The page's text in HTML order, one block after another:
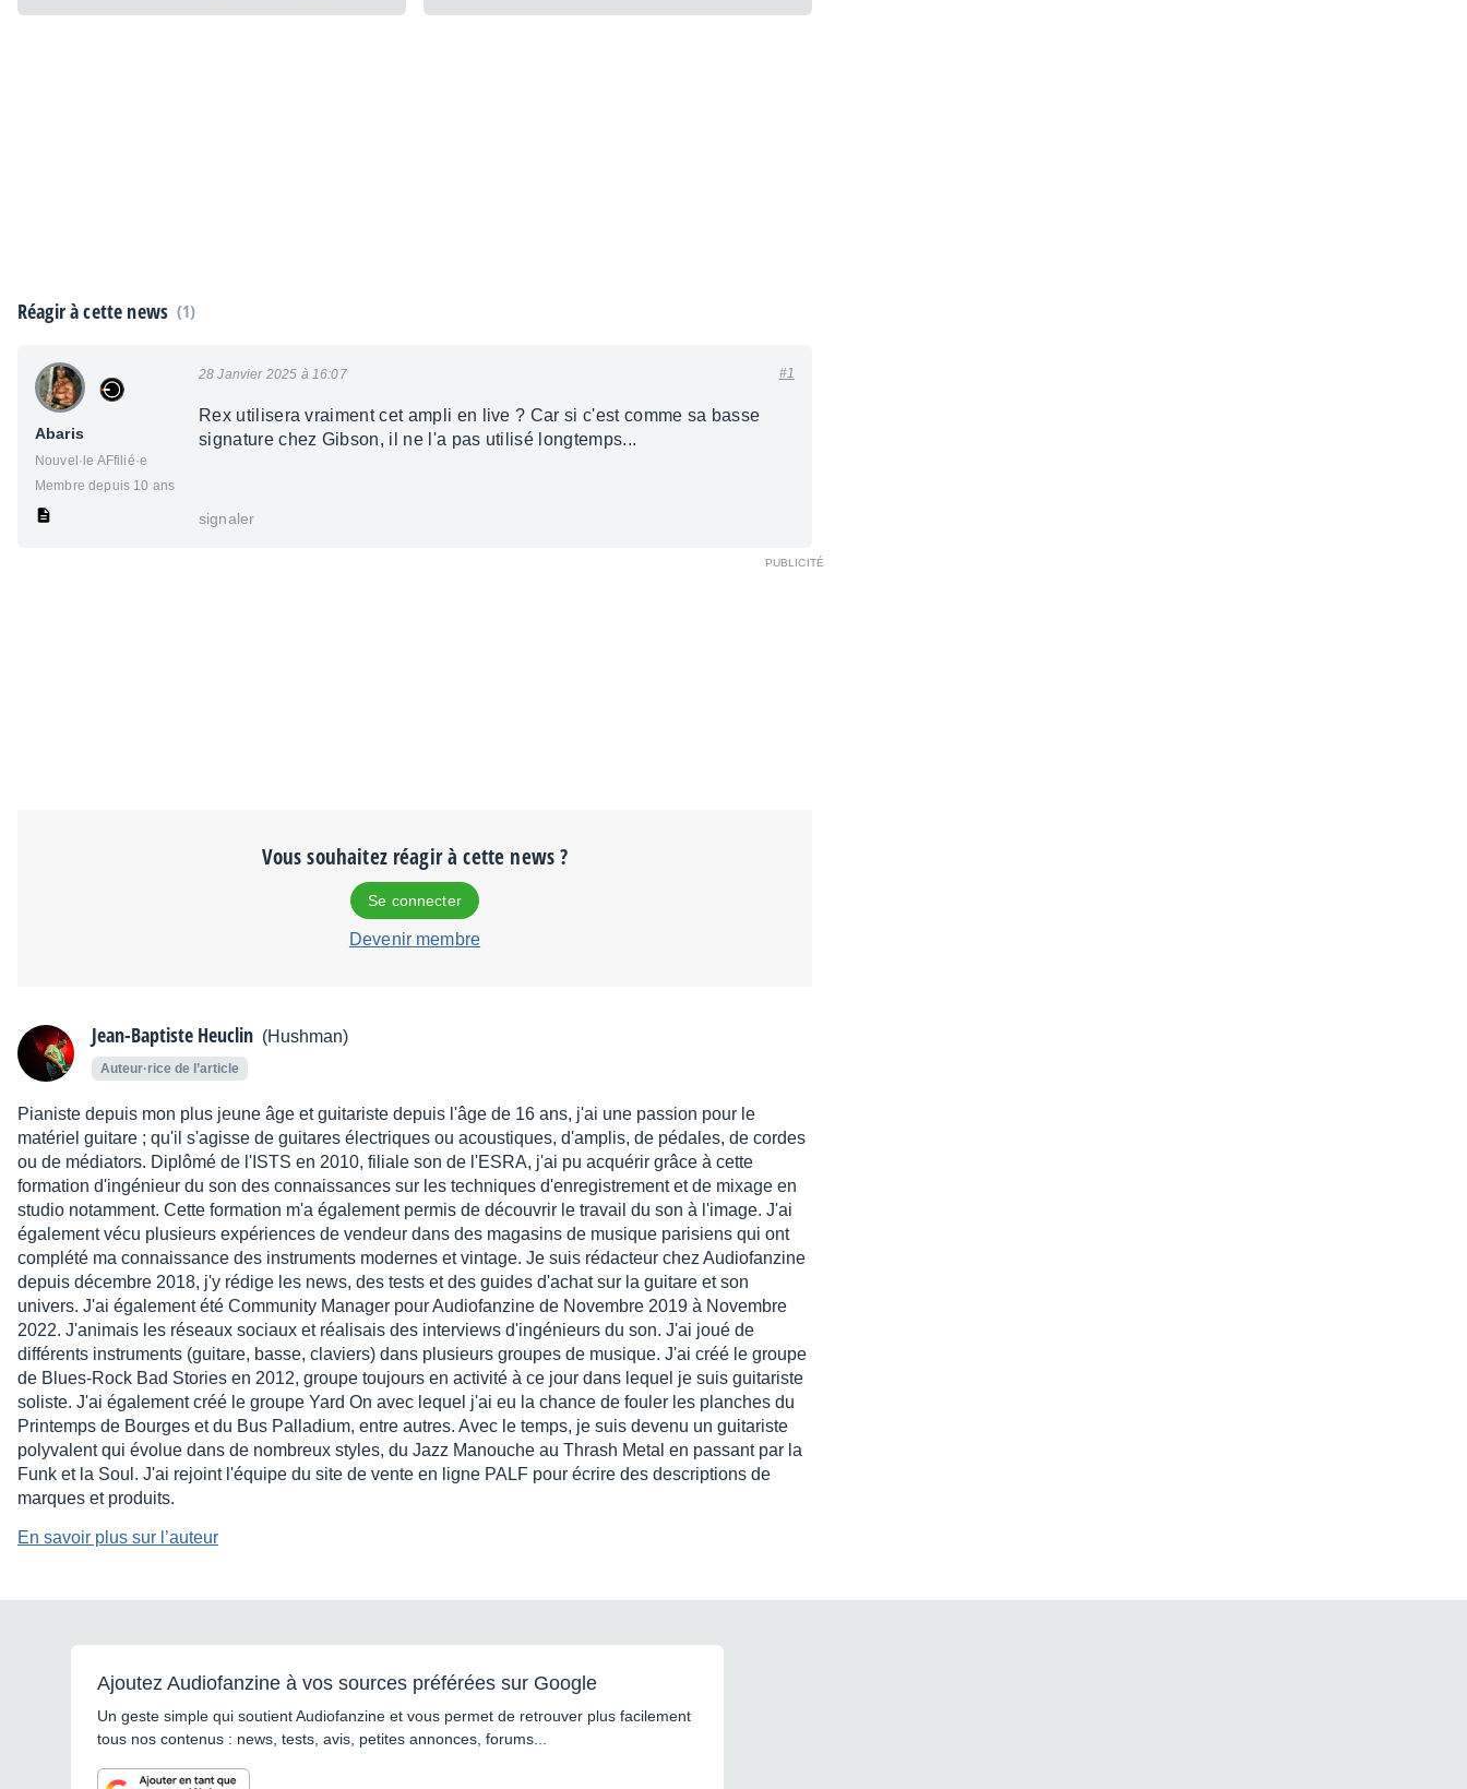
Réagir à cette news (1)
Abaris
Nouvel·le AFfilié·e
Membre depuis 10 ans
28 Janvier 2025 à 16:07 #1
Rex utilisera vraiment cet ampli en live ? Car si c'est comme sa basse
signature chez Gibson, il ne l'a pas utilisé longtemps...
signaler
Vous souhaitez réagir à cette news ?
Se connecter
Devenir membre
Jean-Baptiste Heuclin (Hushman)
Auteur·rice de l’article
Pianiste depuis mon plus jeune âge et guitariste depuis l'âge de 16 ans, j'ai une passion pour le
matériel guitare ; qu'il s'agisse de guitares électriques ou acoustiques, d'amplis, de pédales, de cordes
ou de médiators. Diplômé de l'ISTS en 2010, filiale son de l'ESRA, j'ai pu acquérir grâce à cette
formation d'ingénieur du son des connaissances sur les techniques d'enregistrement et de mixage en
studio notamment. Cette formation m'a également permis de découvrir le travail du son à l'image. J'ai
également vécu plusieurs expériences de vendeur dans des magasins de musique parisiens qui ont
complété ma connaissance des instruments modernes et vintage. Je suis rédacteur chez Audiofanzine
depuis décembre 2018, j'y rédige les news, des tests et des guides d'achat sur la guitare et son
univers. J'ai également été Community Manager pour Audiofanzine de Novembre 2019 à Novembre
2022. J'animais les réseaux sociaux et réalisais des interviews d'ingénieurs du son. J'ai joué de
différents instruments (guitare, basse, claviers) dans plusieurs groupes de musique. J'ai créé le groupe
de Blues-Rock Bad Stories en 2012, groupe toujours en activité à ce jour dans lequel je suis guitariste
soliste. J'ai également créé le groupe Yard On avec lequel j'ai eu la chance de fouler les planches du
Printemps de Bourges et du Bus Palladium, entre autres. Avec le temps, je suis devenu un guitariste
polyvalent qui évolue dans de nombreux styles, du Jazz Manouche au Thrash Metal en passant par la
Funk et la Soul. J'ai rejoint l'équipe du site de vente en ligne PALF pour écrire des descriptions de
marques et produits.
En savoir plus sur l’auteur
Ajoutez Audiofanzine à vos sources préférées sur Google
Un geste simple qui soutient Audiofanzine et vous permet de retrouver plus facilement
tous nos contenus : news, tests, avis, petites annonces, forums...